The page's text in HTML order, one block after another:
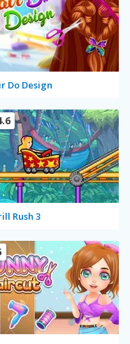
Do Design
Rush 3